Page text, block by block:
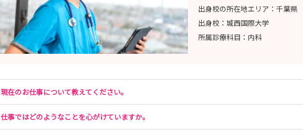
出身校の所在地エリア： 千葉県
出身校： 城西国際大学
所属診療科目： 内科
現在のお仕事について教えてください。
仕事ではどのようなことを心がけていますか。